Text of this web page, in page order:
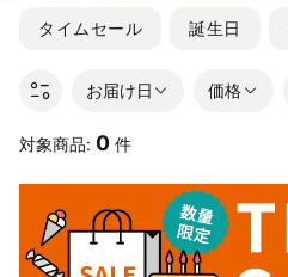
タイムセール 誕生日
お届け日 価格
対象商品: 0 件